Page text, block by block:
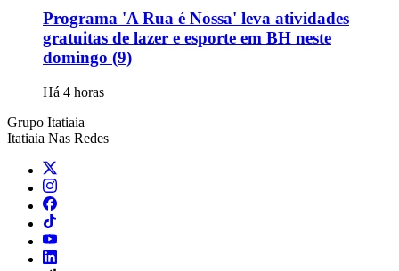
Programa 'A Rua é Nossa' leva atividades
gratuitas de lazer e esporte em BH neste
domingo (9)
Há 4 horas
Grupo Itatiaia
Itatiaia Nas Redes